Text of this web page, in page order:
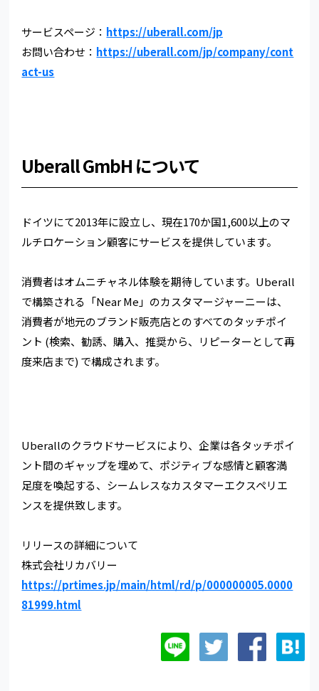
サービスページ： https://uberall.com/jp
お問い合わせ： https://uberall.com/jp/company/cont
act-us
Uberall GmbH について
ドイツにて2013年に設立し、現在170か国1,600以上のマ
ルチロケーション顧客にサービスを提供しています。
消費者はオムニチャネル体験を期待しています。Uberall
で構築される「Near Me」のカスタマージャーニーは、
消費者が地元のブランド販売店とのすべてのタッチポイ
ント (検索、勧誘、購入、推奨から、リピーターとして再
度来店まで) で構成されます。
Uberallのクラウドサービスにより、企業は各タッチポイ
ント間のギャップを埋めて、ポジティブな感情と顧客満
足度を喚起する、シームレスなカスタマーエクスペリエ
ンスを提供致します。
リリースの詳細について
株式会社リカバリー
https://prtimes.jp/main/html/rd/p/000000005.0000
81999.html